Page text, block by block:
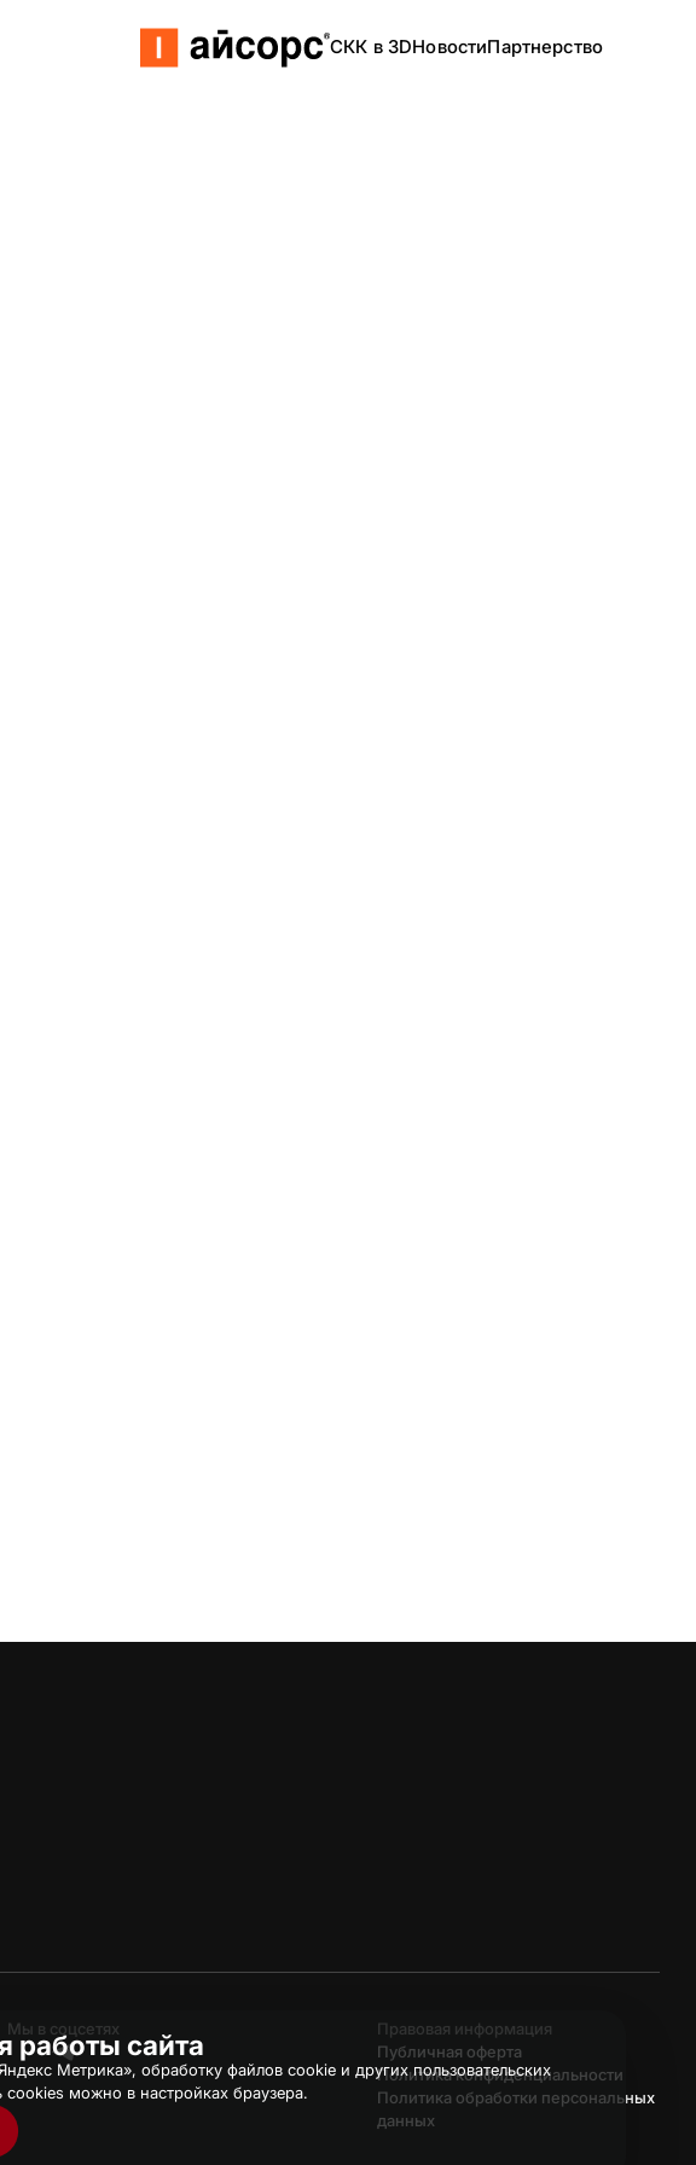
СКК в 3DНовостиПартнерство
Мы в соцсетях
Правовая информация
Публичная оферта
Политика конфиденциальности
Политика обработки персональных
данных
работы сайта
Метрика», обработку файлов cookie и других пользовательских
cookies можно в настройках браузера.